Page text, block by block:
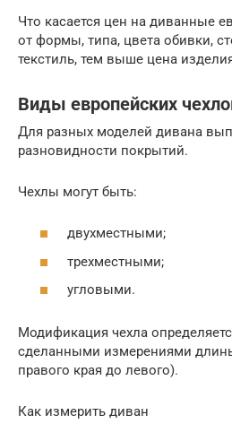
Что касается цен на диванные
от формы, типа, цвета обивки,
текстиль, тем выше цена
Виды европейских
Для разных моделей дивана
разновидности покрытий.
Чехлы могут быть:
двухместными;
трехместными;
угловыми.
Модификация чехла
сделанными измерениями
правого края до левого).
Как измерить диван